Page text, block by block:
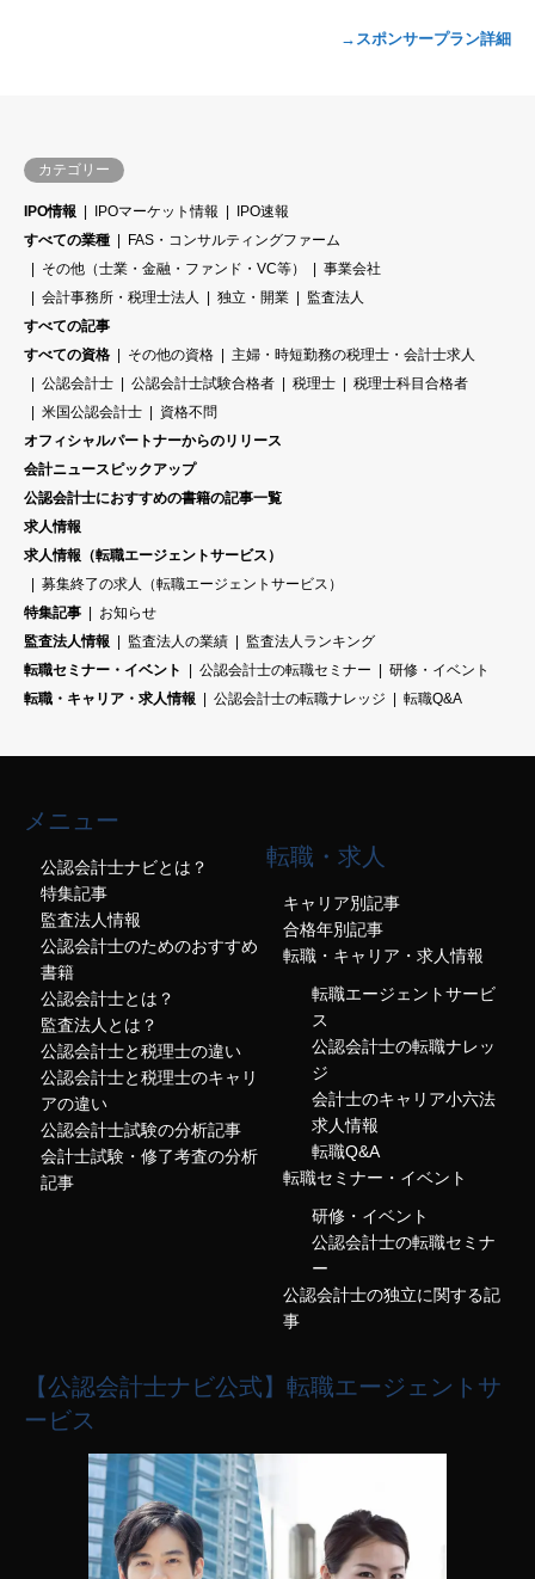
→スポンサープラン詳細
カテゴリー
IPO情報 IPOマーケット情報
IPO速報
すべての業種
FAS・コンサルティングファーム
その他（士業・金融・ファンド・VC等）
事業会社
会計事務所・税理士法人
独立・開業
監査法人
すべての記事
すべての資格
その他の資格
主婦・時短勤務の税理士・会計士求人
公認会計士
公認会計士試験合格者 税理士
税理士科目合格者
米国公認会計士
資格不問
オフィシャルパートナーからのリリース
会計ニュースピックアップ
公認会計士におすすめの書籍の記事一覧
求人情報
求人情報（転職エージェントサービス）
募集終了の求人（転職エージェントサービス）
特集記事
お知らせ
監査法人情報
監査法人の業績
監査法人ランキング
転職セミナー・イベント
公認会計士の転職セミナー
研修・イベント
転職・キャリア・求人情報
公認会計士の転職ナレッジ 転職Q&A
メニュー
公認会計士ナビとは？
特集記事
監査法人情報
公認会計士のためのおすすめ
書籍
公認会計士とは？
監査法人とは？
公認会計士と税理士の違い
公認会計士と税理士のキャリ
アの違い
公認会計士試験の分析記事
会計士試験・修了考査の分析
記事
転職・求人
キャリア別記事
合格年別記事
転職・キャリア・求人情報
転職エージェントサービ
ス
公認会計士の転職ナレッ
ジ
会計士のキャリア小六法
求人情報
転職Q&A
転職セミナー・イベント
研修・イベント
公認会計士の転職セミナ
ー
公認会計士の独立に関する記
事
【公認会計士ナビ公式】転職エージェントサ
ービス